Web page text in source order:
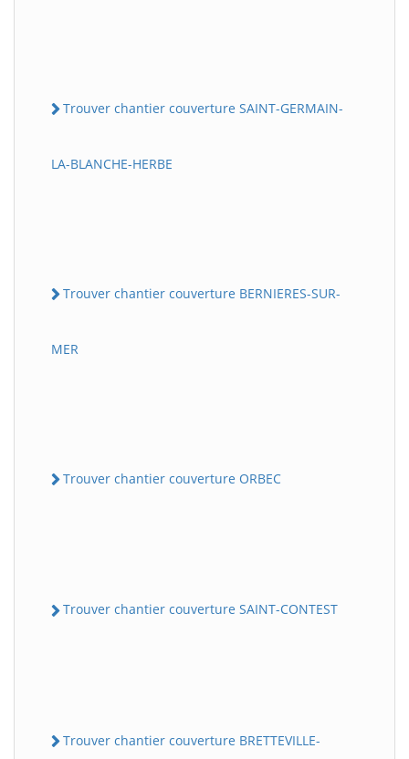
Trouver chantier couverture SAINT-GERMAIN-
LA-BLANCHE-HERBE
Trouver chantier couverture BERNIERES-SUR-
MER
Trouver chantier couverture ORBEC
Trouver chantier couverture SAINT-CONTEST
Trouver chantier couverture BRETTEVILLE-